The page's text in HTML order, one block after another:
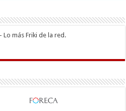
Lo más Friki de la red.